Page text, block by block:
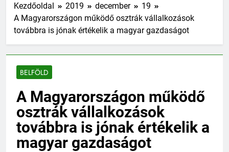
Kezdőoldal 2019 december
19
A Magyarországon működő osztrák vállalkozások
továbbra is jónak értékelik a magyar gazdaságot
BELFÖLD
A Magyarországon működő
osztrák vállalkozások
továbbra is jónak értékelik a
magyar gazdaságot